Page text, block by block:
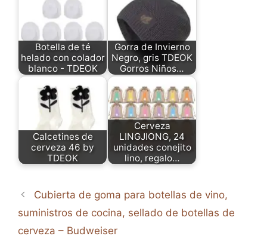
Botella de té
helado con colador
blanco - TDEOK
Gorra de Invierno
Negro, gris TDEOK
Gorros Niños…
Calcetines de
cerveza 46 by
TDEOK
Cerveza
LINGJIONG, 24
unidades conejito
lino, regalo…
Cubierta de goma para botellas de vino,
suministros de cocina, sellado de botellas de
cerveza – Budweiser